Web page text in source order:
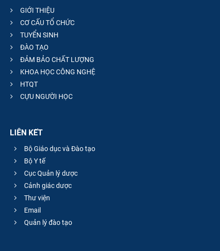
GIỚI THIỆU
CƠ CẤU TỔ CHỨC
TUYỂN SINH
ĐÀO TẠO
ĐẢM BẢO CHẤT LƯỢNG
KHOA HỌC CÔNG NGHỆ
HTQT
CỰU NGƯỜI HỌC
LIÊN KẾT
Bộ Giáo dục và Đào tạo
Bộ Y tế
Cục Quản lý dược
Cảnh giác dược
Thư viện
Email
Quản lý đào tạo